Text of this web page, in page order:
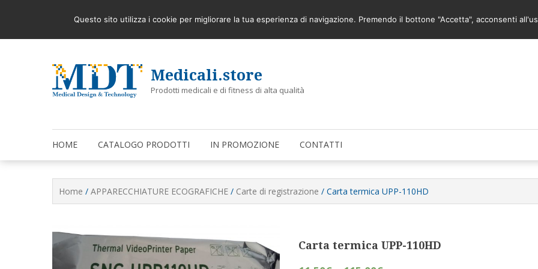
Medicali.store
Prodotti medicali e di fitness di alta qualità
HOME CATALOGO PRODOTTI IN PROMOZIONE CONTATTI
Home / APPARECCHIATURE ECOGRAFICHE / Carte di registrazione / Carta termica UPP-110HD
Carta termica UPP-110HD
Questo sito utilizza i cookie per migliorare la tua esperienza di navigazione. Premendo il bottone "Accetta", acconsenti